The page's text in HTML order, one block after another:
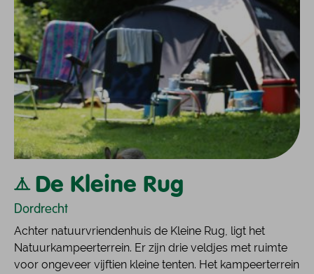
De Kleine Rug
Dordrecht
Achter natuurvriendenhuis de Kleine Rug, ligt het
Natuurkampeerterrein. Er zijn drie veldjes met ruimte
voor ongeveer vijftien kleine tenten. Het kampeerterrein